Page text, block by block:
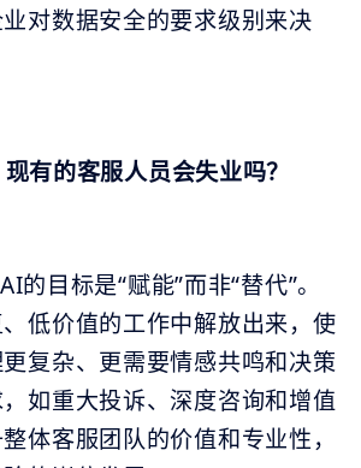
对数据安全的要求级别来决
有的客服人员会失业吗？
的目标是“赋能”而非“替代”。
低价值的工作中解放出来，使
复杂、更需要情感共鸣和决策
如重大投诉、深度咨询和增值
体客服团队的价值和专业性，